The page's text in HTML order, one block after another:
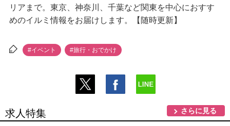
リアまで。東京、神奈川、千葉など関東を中心におすす
めのイルミ情報をお届けします。【随時更新】
#イベント #旅行・おでかけ
求人特集 さらに見る